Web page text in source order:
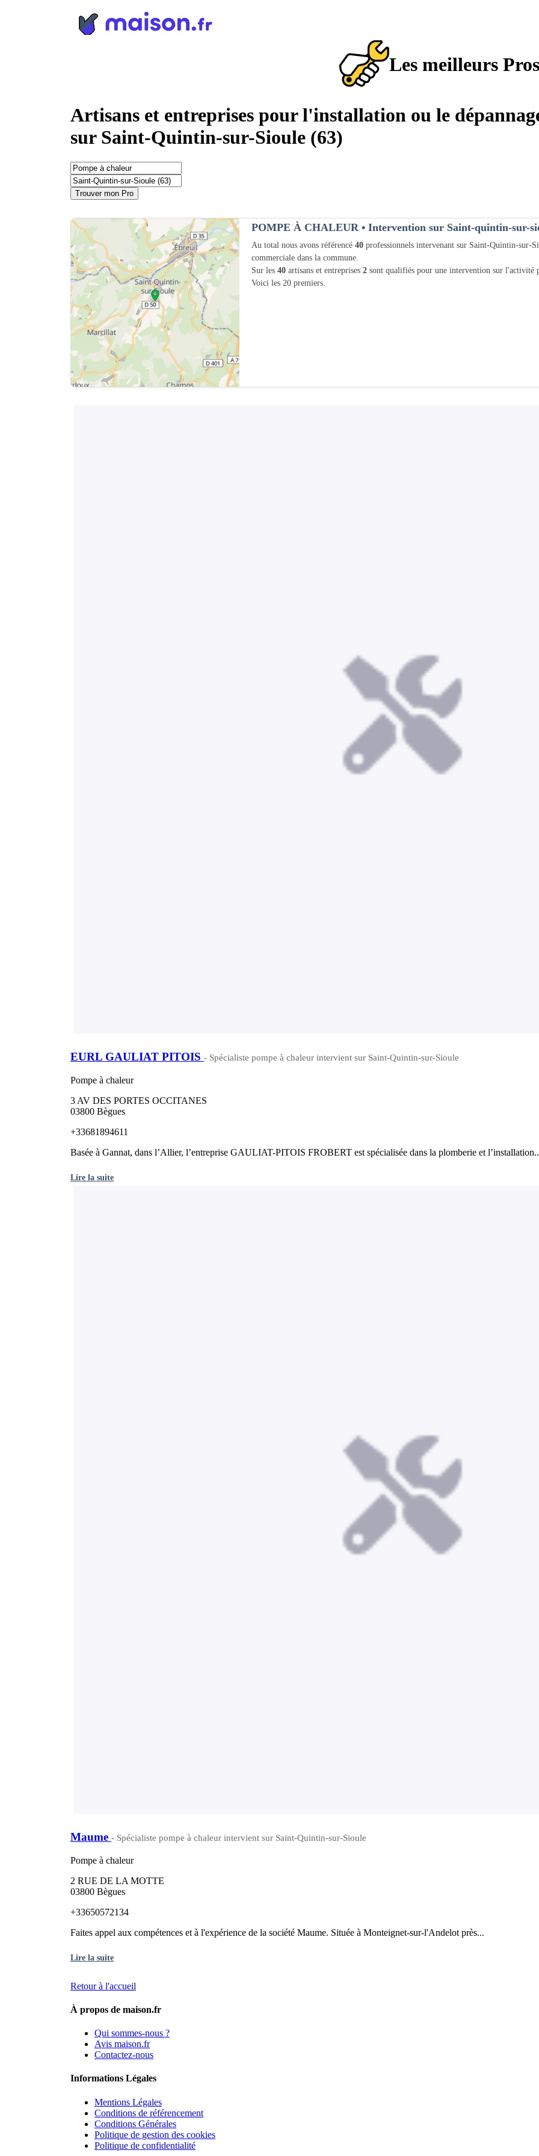
Les meilleurs
Artisans et entreprises pour l'installation ou le
sur Saint-Quintin-sur-Sioule (63)
Trouver mon Pro
POMPE À CHALEUR • Intervention sur Saint-quintin-sur-
Au total nous avons référencé 40 professionnels intervenant sur Saint-Quintin-sur-
commerciale dans la commune.
Sur les 40 artisans et entreprises 2 sont qualifiés pour une intervention sur l'activité
Voici les 20 premiers.
EURL GAULIAT PITOIS - Spécialiste pompe à chaleur intervient sur Saint-Quintin-sur-Sioule
Pompe à chaleur
3 AV DES PORTES OCCITANES
03800 Bègues
+33681894611
Basée à Gannat, dans l’Allier, l’entreprise GAULIAT-PITOIS FROBERT est spécialisée dans la plomberie et
Lire la suite
Maume - Spécialiste pompe à chaleur intervient sur Saint-Quintin-sur-Sioule
Pompe à chaleur
2 RUE DE LA MOTTE
03800 Bègues
+33650572134
Faites appel aux compétences et à l'expérience de la société Maume. Située à Monteignet-sur-l'Andelot près...
Lire la suite
Retour à l'accueil
À propos de maison.fr
Qui sommes-nous ?
Avis maison.fr
Contactez-nous
Informations Légales
Mentions Légales
Conditions de référencement
Conditions Générales
Politique de gestion des cookies
Politique de confidentialité